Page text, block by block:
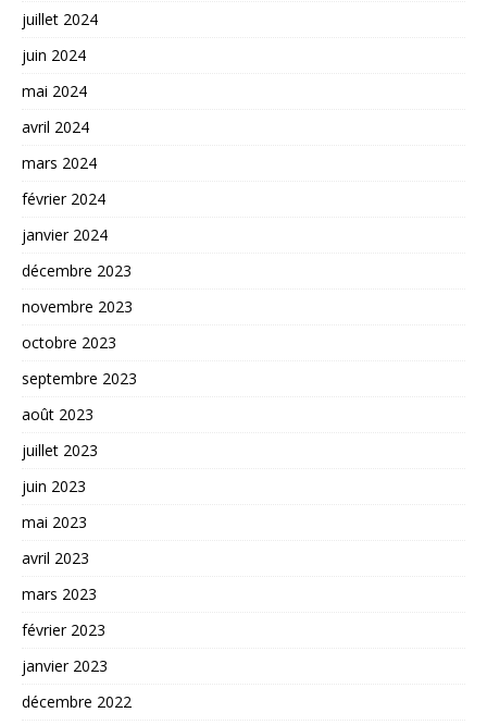
juillet 2024
juin 2024
mai 2024
avril 2024
mars 2024
février 2024
janvier 2024
décembre 2023
novembre 2023
octobre 2023
septembre 2023
août 2023
juillet 2023
juin 2023
mai 2023
avril 2023
mars 2023
février 2023
janvier 2023
décembre 2022